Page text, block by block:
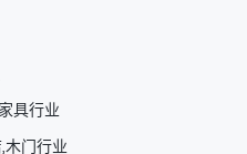
具行业
木门行业